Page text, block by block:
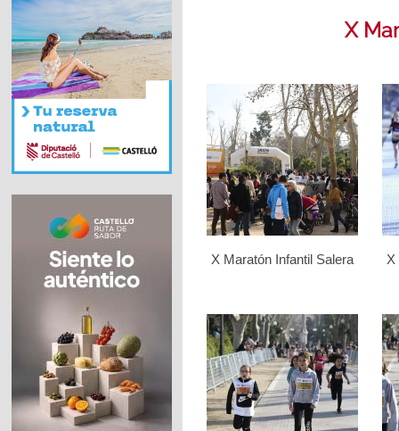
X
X Maratón Infantil Salera X